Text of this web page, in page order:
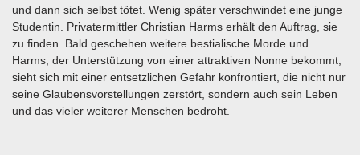
und dann sich selbst tötet. Wenig später verschwindet eine junge
Studentin. Privatermittler Christian Harms erhält den Auftrag, sie
zu finden. Bald geschehen weitere bestialische Morde und
Harms, der Unterstützung von einer attraktiven Nonne bekommt,
sieht sich mit einer entsetzlichen Gefahr konfrontiert, die nicht nur
seine Glaubensvorstellungen zerstört, sondern auch sein Leben
und das vieler weiterer Menschen bedroht.